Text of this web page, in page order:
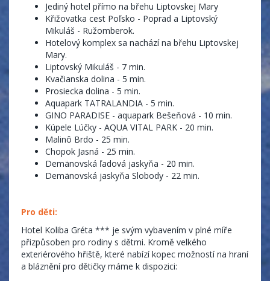
Jediný hotel přímo na břehu Liptovskej Mary
Křižovatka cest Poľsko - Poprad a Liptovský
Mikuláš - Ružomberok.
Hotelový komplex sa nachází na břehu Liptovskej
Mary.
Liptovský Mikuláš - 7 min.
Kvačianska dolina - 5 min.
Prosiecka dolina - 5 min.
Aquapark TATRALANDIA - 5 min.
GINO PARADISE - aquapark Bešeňová - 10 min.
Kúpele Lúčky - AQUA VITAL PARK - 20 min.
Malinô Brdo - 25 min.
Chopok Jasná - 25 min.
Demänovská ľadová jaskyňa - 20 min.
Demänovská jaskyňa Slobody - 22 min.
Pro děti:
Hotel Koliba Gréta *** je svým vybavením v plné míře
přizpůsoben pro rodiny s dětmi. Kromě velkého
exteriérového hřiště, které nabízí kopec možností na hraní
a bláznění pro dětičky máme k dispozici: